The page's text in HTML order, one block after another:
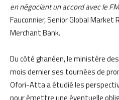
en négociant un accord avec le
Fauconnier, Senior Global Market
Merchant Bank.
Du côté ghanéen, le ministère
mois dernier ses tournées de
Ofori-Atta a étudié les